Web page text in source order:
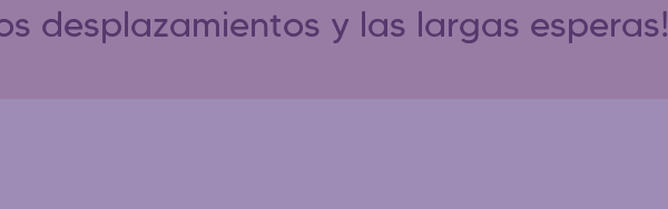
desplazamientos y las largas esperas!